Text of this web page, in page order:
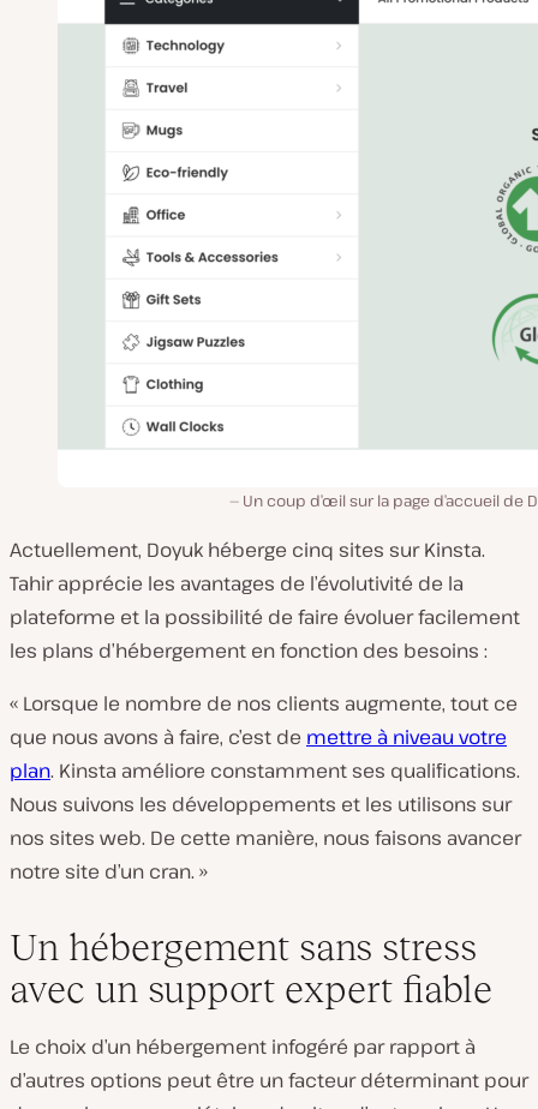
Un coup d’œil sur la page d’accueil de
Actuellement, Doyuk héberge cinq sites sur Kinsta.
Tahir apprécie les avantages de l’évolutivité de la
plateforme et la possibilité de faire évoluer facilement
les plans d’hébergement en fonction des besoins :
« Lorsque le nombre de nos clients augmente, tout ce
que nous avons à faire, c’est de mettre à niveau votre
plan. Kinsta améliore constamment ses qualifications.
Nous suivons les développements et les utilisons sur
nos sites web. De cette manière, nous faisons avancer
notre site d’un cran. »
Un hébergement sans stress
avec un support expert fiable
Le choix d’un hébergement infogéré par rapport à
d’autres options peut être un facteur déterminant pour